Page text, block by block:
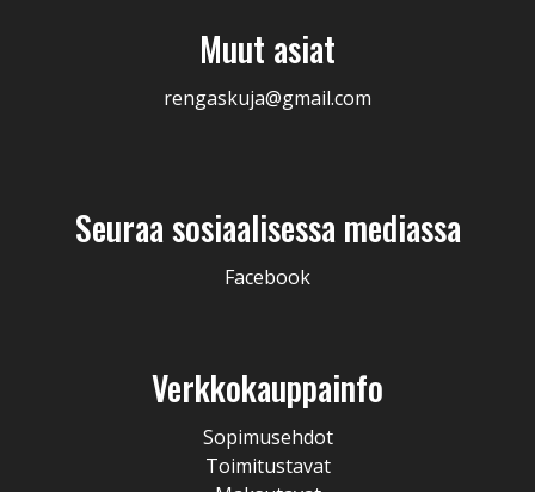
Muut asiat
rengaskuja@gmail.com
Seuraa sosiaalisessa mediassa
Facebook
Verkkokauppainfo
Sopimusehdot
Toimitustavat